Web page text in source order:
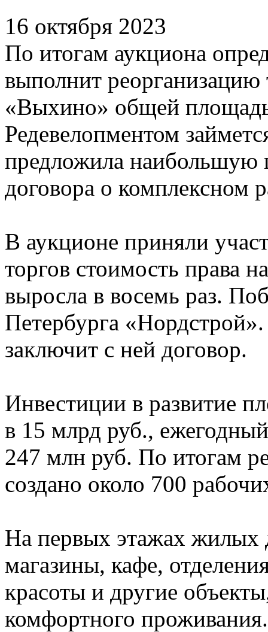
16 октября 2023
​По итогам аукциона
выполнит
«Выхино» общей
Редевелопментом
предложила наибольшую
договора о комплексном
В аукционе приняли
торгов стоимость права
выросла в восемь раз.
Петербурга
заключит с ней договор.
Инвестиции в развитие
в 15 млрд руб.,
247 млн руб. По итогам
создано около 700
На первых этажах жилых
магазины, кафе,
красоты и другие
комфортного проживания.